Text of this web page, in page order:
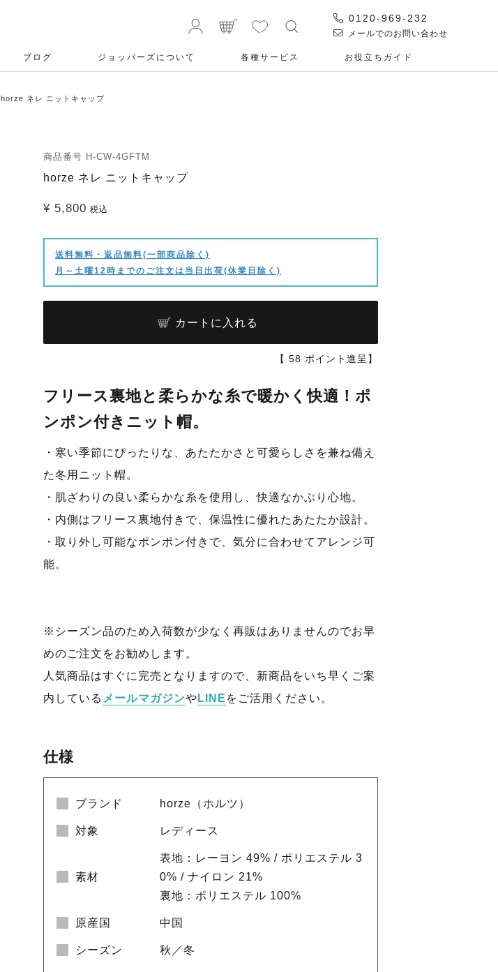
0120-969-232
メールでのお問い合わせ
ブログ ジョッパーズについて 各種サービス お役⽴ちガイド
horze ネレ ニットキャップ
商品番号 H-CW-4GFTM
horze ネレ ニットキャップ
¥ 5,800 税込
送料無料・返品無料(一部商品除く)
月～土曜12時までのご注文は当日出荷(休業日除く)
カートに入れる
【 58 ポイント進呈】
フリース裏地と柔らかな糸で暖かく快適！ポ
ンポン付きニット帽。
・寒い季節にぴったりな、あたたかさと可愛らしさを兼ね備え
た冬用ニット帽。
・肌ざわりの良い柔らかな糸を使用し、快適なかぶり心地。
・内側はフリース裏地付きで、保温性に優れたあたたか設計。
・取り外し可能なポンポン付きで、気分に合わせてアレンジ可
能。
※シーズン品のため入荷数が少なく再販はありませんのでお早
めのご注文をお勧めします。
人気商品はすぐに完売となりますので、新商品をいち早くご案
内している メールマガジンや LINE をご活用ください。
仕様
ブランド horze（ホルツ）
対象 レディース
素材
表地：レーヨン 49% / ポリエステル 3
0% / ナイロン 21%
裏地：ポリエステル 100%
原産国 中国
シーズン 秋／冬